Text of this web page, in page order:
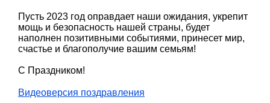
Пусть 2023 год оправдает наши ожидания, укрепит
мощь и безопасность нашей страны, будет
наполнен позитивными событиями, принесет мир,
счастье и благополучие вашим семьям!
С Праздником!
Видеоверсия поздравления